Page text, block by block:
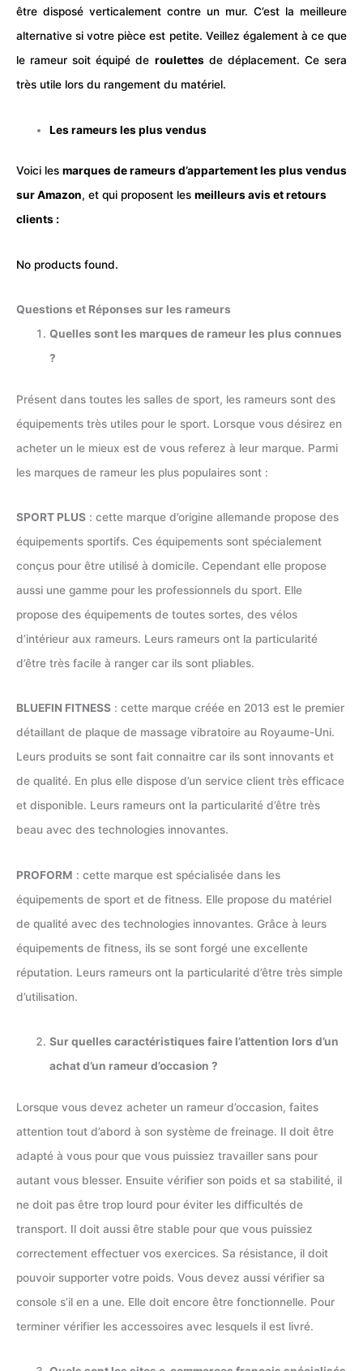
être disposé verticalement contre un mur. C’est la meilleure
alternative si votre pièce est petite. Veillez également à ce que
le rameur soit équipé de roulettesde déplacement. Ce sera
très utile lors du rangement du matériel.
Les rameurs les plus vendus
Voici les marques de rameurs d’appartement les plus vendus
sur Amazon, et qui proposent les meilleurs avis et retours
clients :
No products found.
Questions et Réponses sur les rameurs
Quelles sont les marques de rameur les plus connues
?
Présent dans toutes les salles de sport, les rameurs sont des
équipements très utiles pour le sport. Lorsque vous désirez en
acheter un le mieux est de vous referez à leur marque. Parmi
les marques de rameur les plus populaires sont :
SPORT PLUS : cette marque d’origine allemande propose des
équipements sportifs. Ces équipements sont spécialement
conçus pour être utilisé à domicile. Cependant elle propose
aussi une gamme pour les professionnels du sport. Elle
propose des équipements de toutes sortes, des vélos
d’intérieur aux rameurs. Leurs rameurs ont la particularité
d’être très facile à ranger car ils sont pliables.
BLUEFIN FITNESS : cette marque créée en 2013 est le premier
détaillant de plaque de massage vibratoire au Royaume-Uni.
Leurs produits se sont fait connaitre car ils sont innovants et
de qualité. En plus elle dispose d’un service client très efficace
et disponible. Leurs rameurs ont la particularité d’être très
beau avec des technologies innovantes.
PROFORM : cette marque est spécialisée dans les
équipements de sport et de fitness. Elle propose du matériel
de qualité avec des technologies innovantes. Grâce à leurs
équipements de fitness, ils se sont forgé une excellente
réputation. Leurs rameurs ont la particularité d’être très simple
d’utilisation.
Sur quelles caractéristiques faire l’attention lors d’un
achat d’un rameur d’occasion ?
Lorsque vous devez acheter un rameur d’occasion, faites
attention tout d’abord à son système de freinage. Il doit être
adapté à vous pour que vous puissiez travailler sans pour
autant vous blesser. Ensuite vérifier son poids et sa stabilité, il
ne doit pas être trop lourd pour éviter les difficultés de
transport. Il doit aussi être stable pour que vous puissiez
correctement effectuer vos exercices. Sa résistance, il doit
pouvoir supporter votre poids. Vous devez aussi vérifier sa
console s’il en a une. Elle doit encore être fonctionnelle. Pour
terminer vérifier les accessoires avec lesquels il est livré.